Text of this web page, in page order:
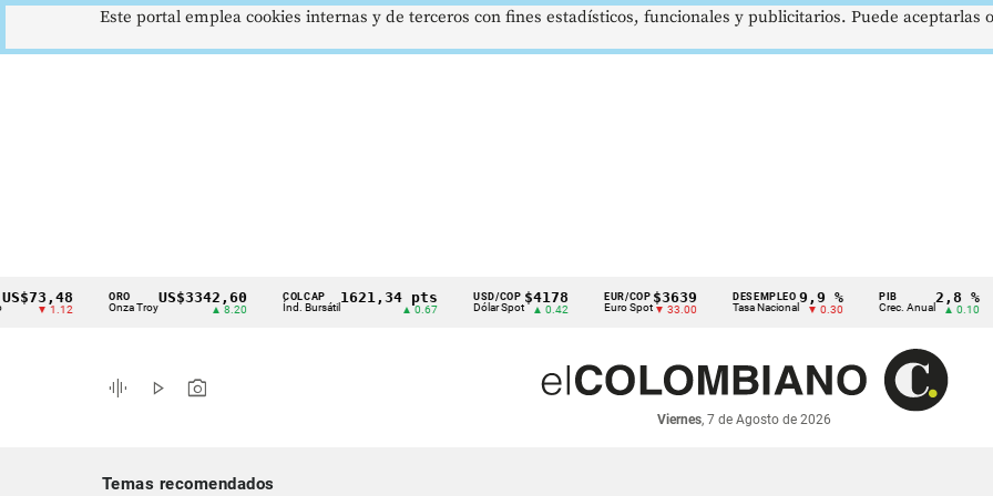
Cintillo
indicadores
económicos
1.12
ORO
Onza Troy
US$3342,60 COLCAP
Índ. Bursátil
1621,34 pts USD/COP
Dólar Spot
$4178
▲ 0.42
EUR/COP
Euro Spot
$3639
▼ 33.00
DESEMPLEO
Tasa Nacional
9,9 %
▼ 0.30
PIB
Crec. Anual
2,8 %
▲ 0.10
graphic_eq play_arrow photo_camera
Viernes, 7 de Agosto de 2026
Temas recomendados
Este portal emplea cookies internas y de terceros con fines estadísticos, funcionales y publicitarios. Puede aceptarlas